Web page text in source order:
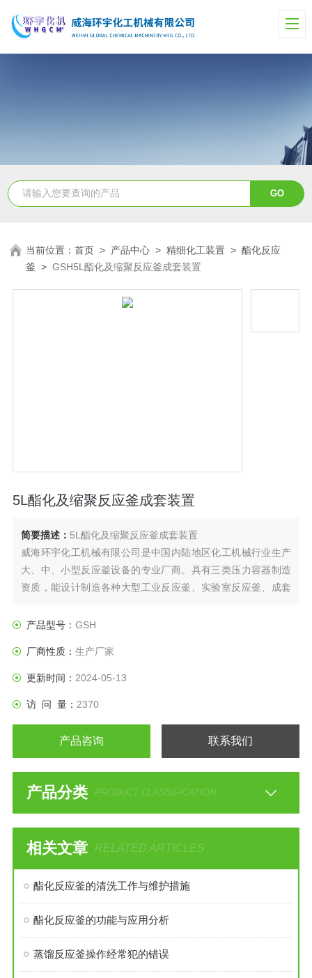
当前位置：首页 > 产品中心 >精细化工装置 >酯化反应
釜 >GSH5L酯化及缩聚反应釜成套装置
5L酯化及缩聚反应釜成套装置
简要描述： 5L酯化及缩聚反应釜成套装置
威海环宇化工机械有限公司是中国内陆地区化工机械行业生产
大、中、小型反应釜设备的专业厂商。具有三类压力容器制造
资质，能设计制造各种大型工业反应釜、实验室反应釜、成套
工、冶金、精细化工、化肥、医药、食品、海水淡化等行业。
产品型号： GSH
厂商性质： 生产厂家
更新时间： 2024-05-13
访 问 量： 2370
产品咨询 联系我们
产品分类 PRODUCT CLASSIFICATION
相关文章 RELATED ARTICLES
酯化反应釜的清洗工作与维护措施
酯化反应釜的功能与应用分析
蒸馏反应釜操作经常犯的错误